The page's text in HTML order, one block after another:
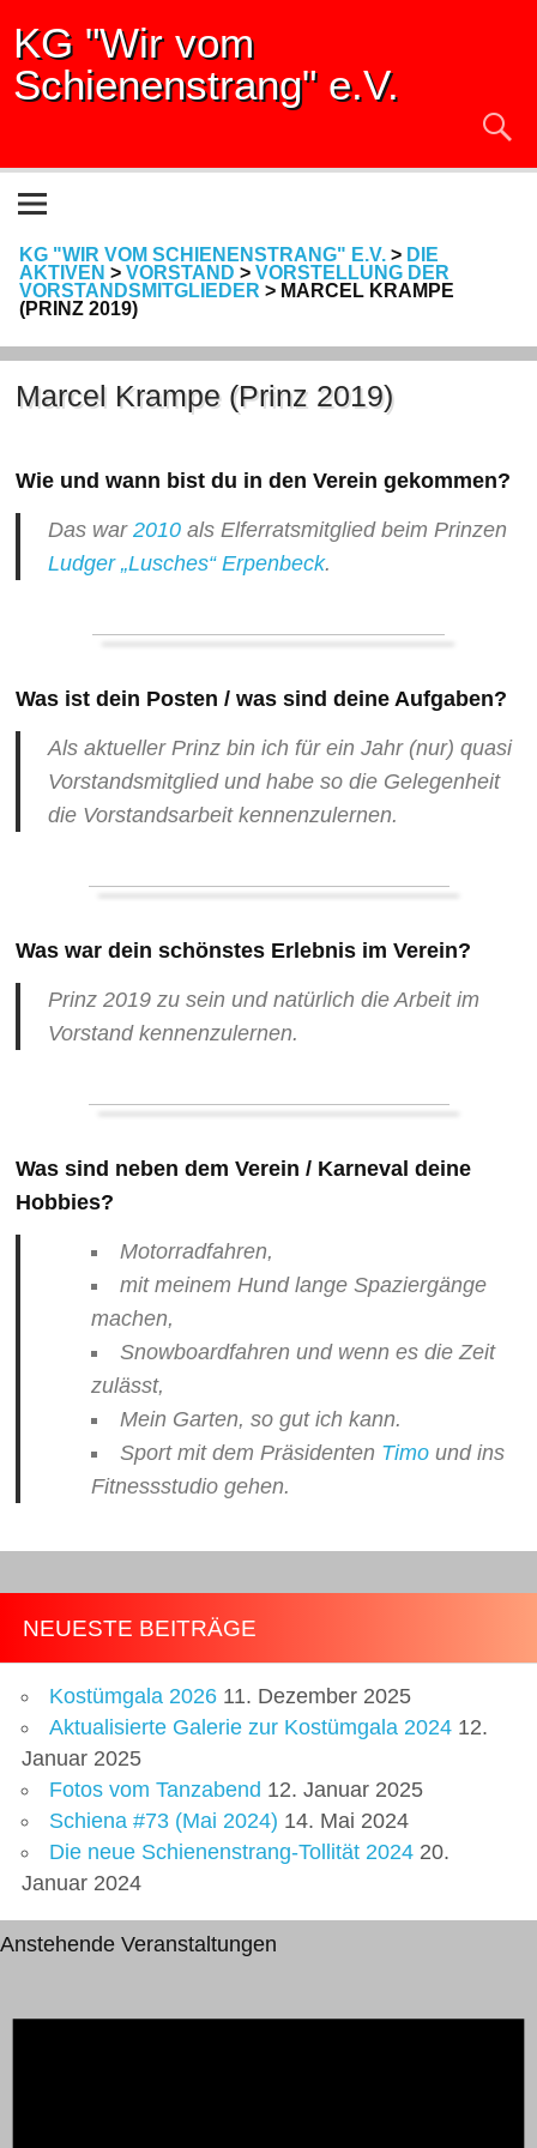
KG "Wir vom
Schienenstrang" e.V.
KG "WIR VOM SCHIENENSTRANG" E.V.> DIE
AKTIVEN > VORSTAND > VORSTELLUNG DER
VORSTANDSMITGLIEDER > MARCEL KRAMPE
(PRINZ 2019)
Marcel Krampe (Prinz 2019)
Wie und wann bist du in den Verein gekommen?
Das war 2010als Elferratsmitglied beim Prinzen
Ludger „Lusches“ Erpenbeck.
Was ist dein Posten / was sind deine Aufgaben?
Als aktueller Prinz bin ich für ein Jahr (nur) quasi
Vorstandsmitglied und habe so die Gelegenheit
die Vorstandsarbeit kennenzulernen.
Was war dein schönstes Erlebnis im Verein?
Prinz 2019 zu sein und natürlich die Arbeit im
Vorstand kennenzulernen.
Was sind neben dem Verein / Karneval deine
Hobbies?
Motorradfahren,
mit meinem Hund lange Spaziergänge
machen,
Snowboardfahren und wenn es die Zeit
zulässt,
Mein Garten, so gut ich kann.
Sport mit dem Präsidenten Timound ins
Fitnessstudio gehen.
NEUESTE BEITRÄGE
Kostümgala 2026 11. Dezember 2025
Aktualisierte Galerie zur Kostümgala 2024 12.
Januar 2025
Fotos vom Tanzabend 12. Januar 2025
Schiena #73 (Mai 2024) 14. Mai 2024
Die neue Schienenstrang-Tollität 2024 20.
Januar 2024
Anstehende Veranstaltungen